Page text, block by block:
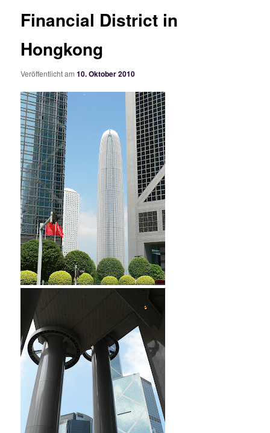
Financial District in
Hongkong
Veröffentlicht am10. Oktober 2010